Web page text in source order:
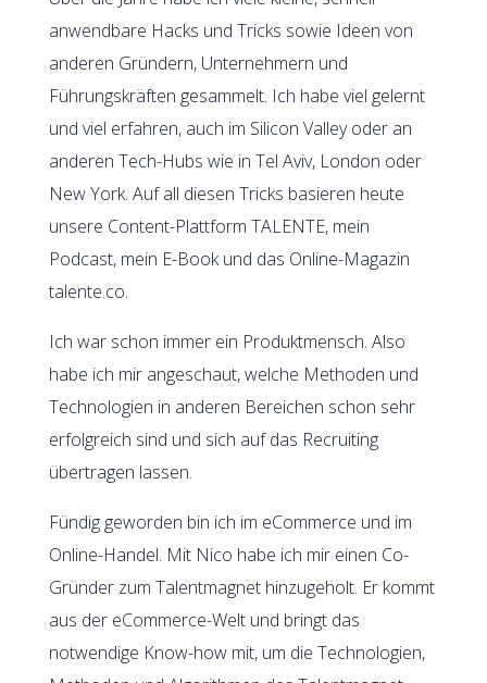
anwendbare Hacks und Tricks sowie Ideen von
anderen Gründern, Unternehmern und
Führungskräften gesammelt. Ich habe viel gelernt
und viel erfahren, auch im Silicon Valley oder an
anderen Tech-Hubs wie in Tel Aviv, London oder
New York. Auf all diesen Tricks basieren heute
unsere Content-Plattform TALENTE, mein
Podcast, mein E-Book und das Online-Magazin
talente.co.
Ich war schon immer ein Produktmensch. Also
habe ich mir angeschaut, welche Methoden und
Technologien in anderen Bereichen schon sehr
erfolgreich sind und sich auf das Recruiting
übertragen lassen.
Fündig geworden bin ich im eCommerce und im
Online-Handel. Mit Nico habe ich mir einen Co-
Gründer zum Talentmagnet hinzugeholt. Er kommt
aus der eCommerce-Welt und bringt das
notwendige Know-how mit, um die Technologien,